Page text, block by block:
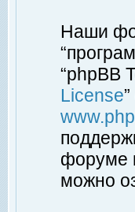
Наши
“phpBB
License
форуме
можно